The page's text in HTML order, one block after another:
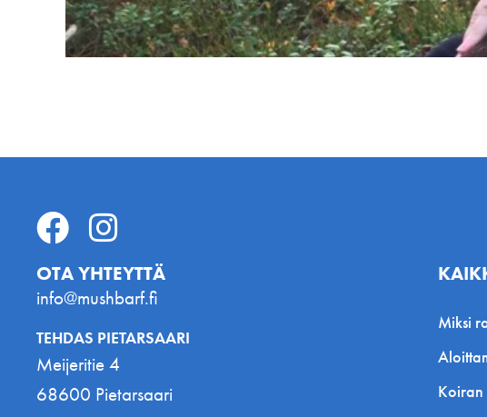
OTA YHTEYTTÄ
info@mushbarf.fi
TEHDAS PIETARSAARI
Meijeritie 4
68600 Pietarsaari
Miksi